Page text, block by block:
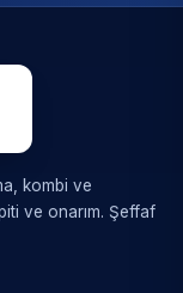
kombi ve
ve onarım. Şeffaf